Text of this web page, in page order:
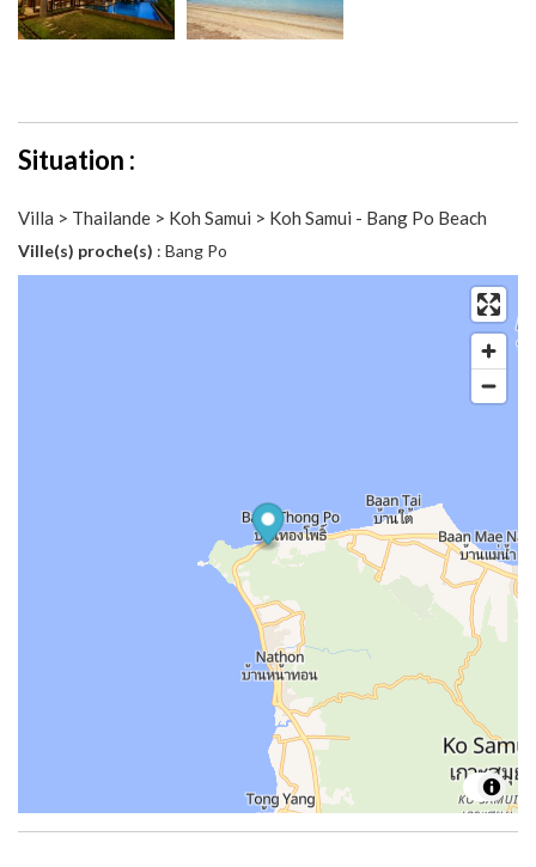
Situation :
Villa > Thailande > Koh Samui > Koh Samui - Bang Po Beach
Ville(s) proche(s) : Bang Po